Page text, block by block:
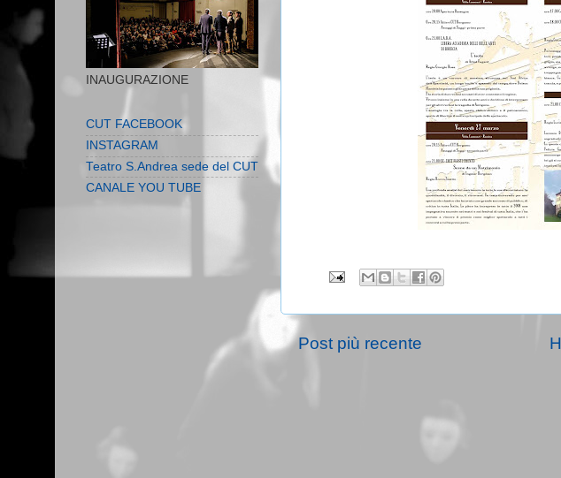
Post più recente
INAUGURAZIONE
CUT FACEBOOK
INSTAGRAM
Teatro S.Andrea sede del CUT
CANALE YOU TUBE